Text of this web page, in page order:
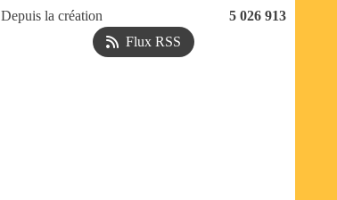
Depuis la création
5 026 913
Flux RSS